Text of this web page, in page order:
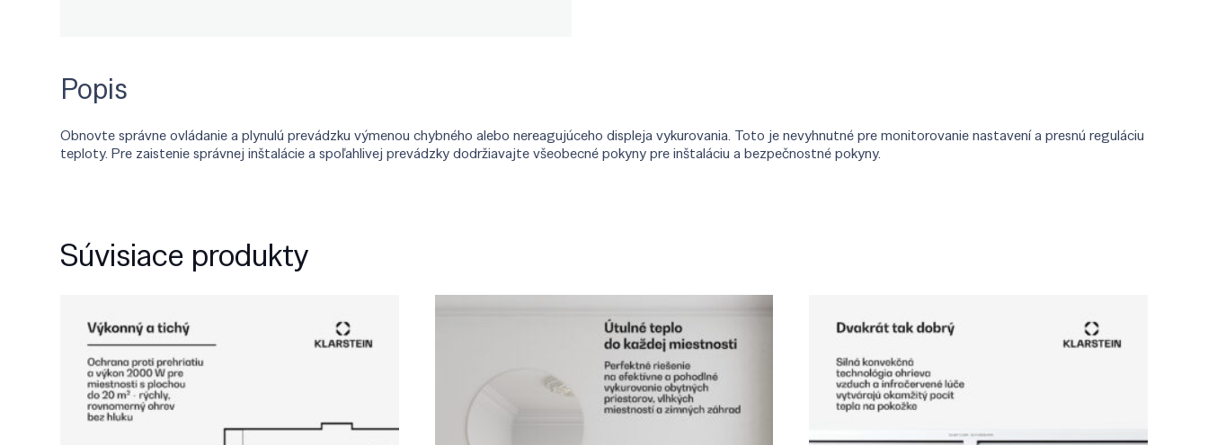
Popis
Obnovte správne ovládanie a plynulú prevádzku výmenou chybného alebo nereagujúceho displeja vykurovania. Toto je nevyhnutné pre monitorovanie nastavení a presnú reguláciu
teploty. Pre zaistenie správnej inštalácie a spoľahlivej prevádzky dodržiavajte všeobecné pokyny pre inštaláciu a bezpečnostné pokyny.
Súvisiace produkty